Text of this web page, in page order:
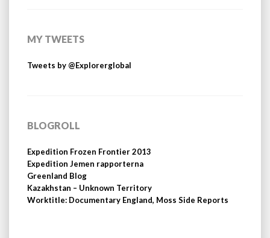
MY TWEETS
Tweets by @Explorerglobal
BLOGROLL
Expedition Frozen Frontier 2013
Expedition Jemen rapporterna
Greenland Blog
Kazakhstan – Unknown Territory
Worktitle: Documentary England, Moss Side Reports